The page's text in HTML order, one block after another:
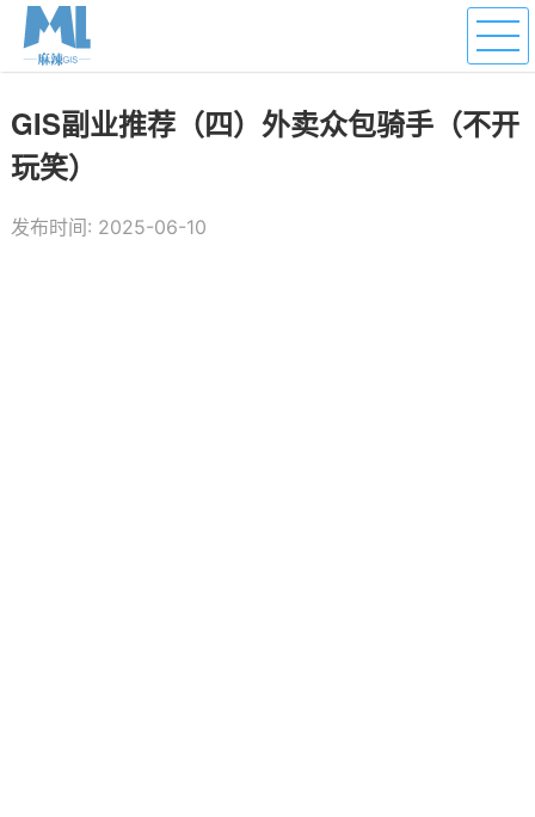
GIS副业推荐（四）外卖众包骑手（不开
玩笑）
发布时间: 2025-06-10